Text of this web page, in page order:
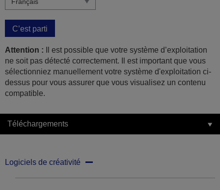
C’est parti
Attention : Il est possible que votre système d’exploitation
ne soit pas détecté correctement. Il est important que vous
sélectionniez manuellement votre système d'exploitation ci-
dessus pour vous assurer que vous visualisez un contenu
compatible.
Téléchargements
Logiciels de créativité